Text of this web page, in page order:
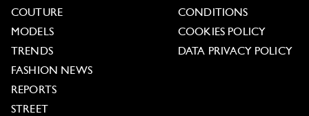
COUTURE
MODELS
TRENDS
FASHION NEWS
REPORTS
STREET
CONDITIONS
COOKIES POLICY
DATA PRIVACY POLICY